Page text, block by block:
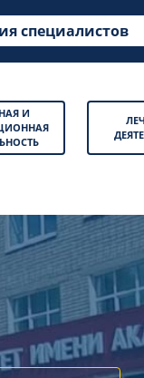
специалистов
И